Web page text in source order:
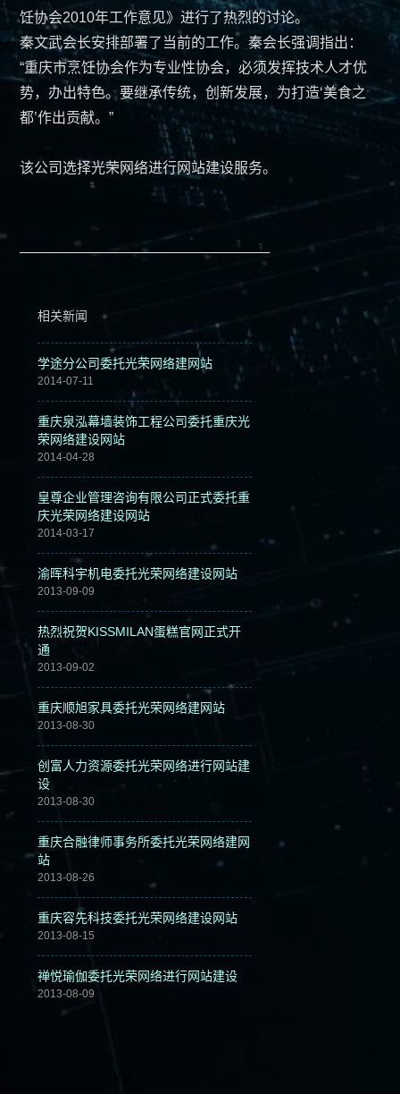
新闻中心
创始人专栏
饪协会2010年工作意见》进行了热烈的讨论。
秦文武会长安排部署了当前的工作。秦会长强调指出：
“重庆市烹饪协会作为专业性协会，必须发挥技术人才优
势，办出特色。要继承传统，创新发展，为打造‘美食之
都’作出贡献。”
该公司选择光荣网络进行网站建设服务。
相关新闻
学途分公司委托光荣网络建网站
2014-07-11
重庆泉泓幕墙装饰工程公司委托重庆光
荣网络建设网站
2014-04-28
皇尊企业管理咨询有限公司正式委托重
庆光荣网络建设网站
2014-03-17
渝晖科宇机电委托光荣网络建设网站
2013-09-09
热烈祝贺KISSMILAN蛋糕官网正式开
通
2013-09-02
重庆顺旭家具委托光荣网络建网站
2013-08-30
创富人力资源委托光荣网络进行网站建
设
2013-08-30
重庆合融律师事务所委托光荣网络建网
站
2013-08-26
重庆容先科技委托光荣网络建设网站
2013-08-15
禅悦瑜伽委托光荣网络进行网站建设
2013-08-09